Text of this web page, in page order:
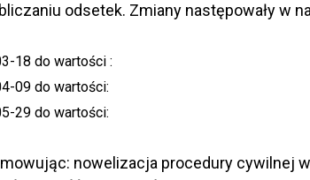
odsetek. Zmiany następowały w
18 do wartości :
09 do wartości:
29 do wartości:
nowelizacja procedury cywilnej